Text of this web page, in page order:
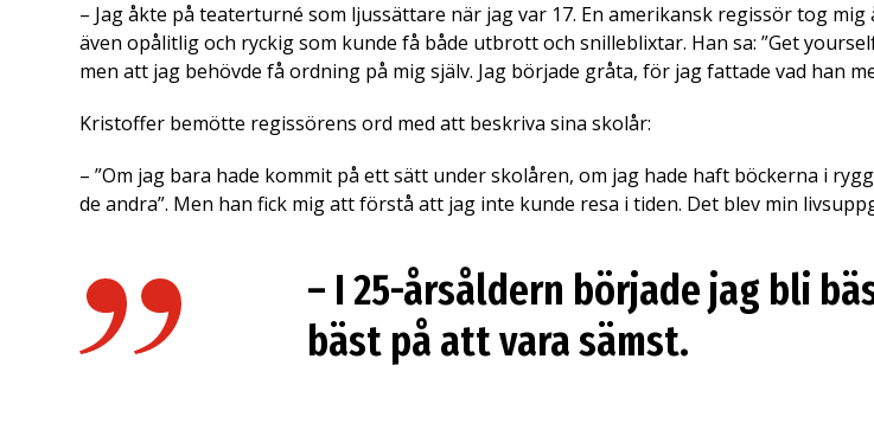
– Jag åkte på teaterturné som ljussättare när jag var 17. En amerikansk regissör tog
även opålitlig och ryckig som kunde få både utbrott och snilleblixtar. Han sa: ”Get
men att jag behövde få ordning på mig själv. Jag började gråta, för jag fattade vad han
Kristoffer bemötte regissörens ord med att beskriva sina skolår:
– ”Om jag bara hade kommit på ett sätt under skolåren, om jag hade haft böckerna i
de andra”. Men han fick mig att förstå att jag inte kunde resa i tiden. Det blev min
– I 25-årsåldern började jag bli
bäst på att vara sämst.